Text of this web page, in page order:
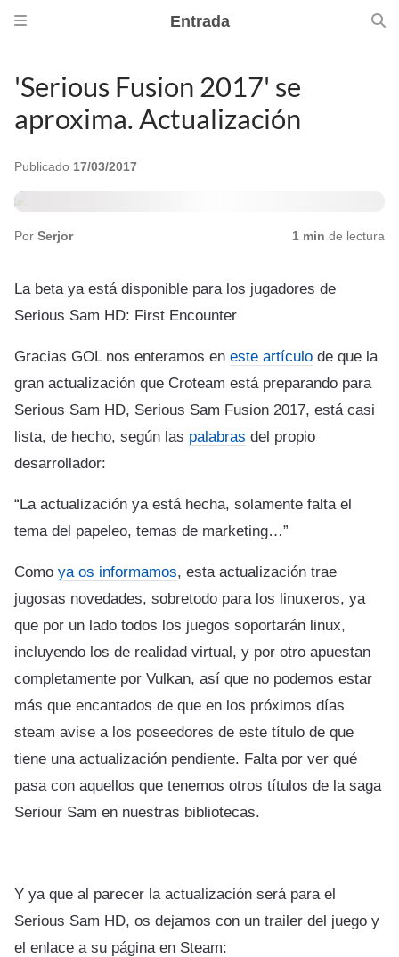
Entrada
'Serious Fusion 2017' se
aproxima. Actualización
Publicado 17/03/2017
Por Serjor 1 min de lectura
La beta ya está disponible para los jugadores de
Serious Sam HD: First Encounter
Gracias GOL nos enteramos en este artículo de que la
gran actualización que Croteam está preparando para
Serious Sam HD, Serious Sam Fusion 2017, está casi
lista, de hecho, según las palabras del propio
desarrollador:
“La actualización ya está hecha, solamente falta el
tema del papeleo, temas de marketing…”
Como ya os informamos, esta actualización trae
jugosas novedades, sobretodo para los linuxeros, ya
que por un lado todos los juegos soportarán linux,
incluyendo los de realidad virtual, y por otro apuestan
completamente por Vulkan, así que no podemos estar
más que encantados de que en los próximos días
steam avise a los poseedores de este título de que
tiene una actualización pendiente. Falta por ver qué
pasa con aquellos que tenemos otros títulos de la saga
Seriour Sam en nuestras bibliotecas.
Y ya que al parecer la actualización será para el
Serious Sam HD, os dejamos con un trailer del juego y
el enlace a su página en Steam: